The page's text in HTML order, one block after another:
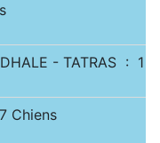
- TATRAS : 1
Chiens